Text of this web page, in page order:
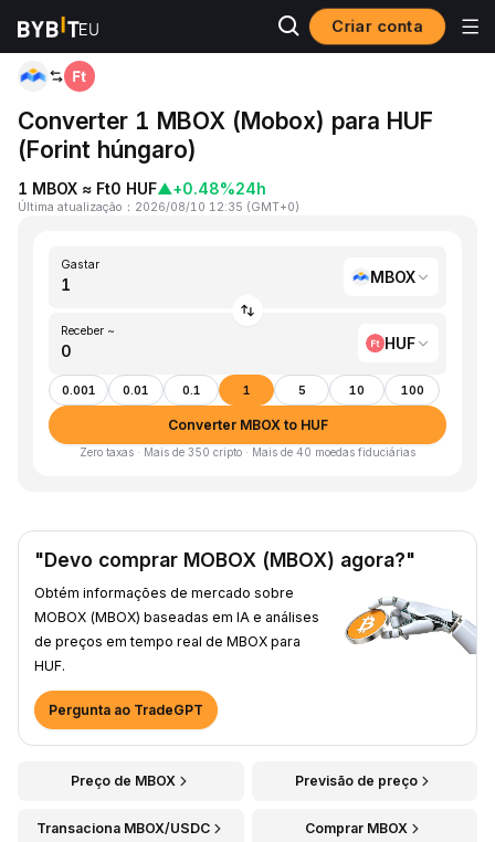
Criar conta
Página inicial
Converter 1 MBOX (Mobox) para HUF
(Forint húngaro)
1 MBOX ≈ Ft0 HUF▲+0.48%24h
Última atualização ： 2026/08/10 12:35 (GMT+0)
Gastar
MBOX
Receber ~
HUF
0.001 0.01 0.1 1 5 10 100
Converter MBOX to HUF
Zero taxas · Mais de 350 cripto · Mais de 40 moedas fiduciárias
"Devo comprar MOBOX (MBOX) agora?"
Obtém informações de mercado sobre
MOBOX (MBOX) baseadas em IA e análises
de preços em tempo real de MBOX para
HUF.
Pergunta ao TradeGPT
Preço de MBOX Previsão de preço
Transaciona MBOX/USDC Comprar MBOX